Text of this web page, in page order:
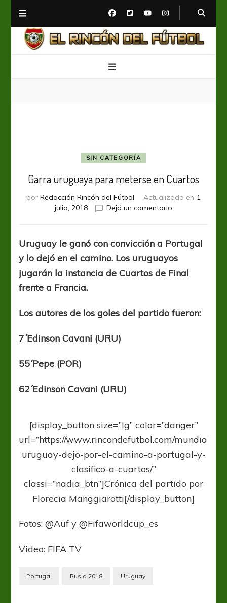
SIN CATEGORÍA
Garra uruguaya para meterse en Cuartos
por Redacción Rincón del Fútbol Actualizado en 1
julio, 2018
Dejá un comentario
para
meterse
en
Cuartos
Uruguay le ganó con convicción a Portugal
y lo dejó en el camino. Los uruguayos
jugarán la instancia de Cuartos de Final
frente a Francia.
Los autores de los goles del partido fueron:
7´Edinson Cavani (URU)
55´Pepe (POR)
62´Edinson Cavani (URU)
[display_button size=”lg” color=”danger”
url=”https://www.rincondefutbol.com/mundialrdf-
uruguay-dejo-por-el-camino-a-portugal-y-
clasifico-a-cuartos/”
classi=”nadia_btn”]Crónica del partido por
Florecia Manggiarotti[/display_button]
Fotos: @Auf y @Fifaworldcup_es
Video: FIFA TV
Portugal Rusia 2018 Uruguay